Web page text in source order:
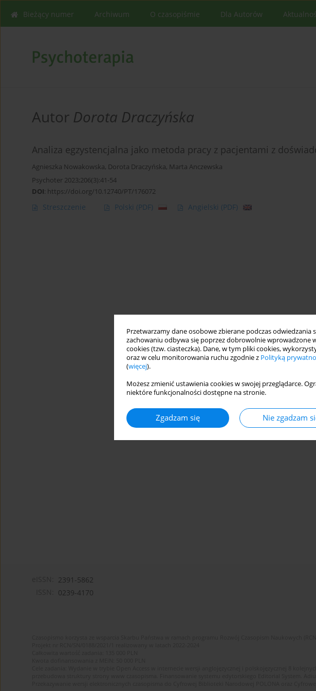
Przetwarzamy dane osobowe zbierane podczas
zachowaniu odbywa się poprzez dobrowolnie wprowadzone
cookies (tzw. ciasteczka). Dane, w tym pliki cookies,
oraz w celu monitorowania ruchu zgodnie z Polityką
(więcej).
Możesz zmienić ustawienia cookies w swojej przeglądarce.
niektóre funkcjonalności dostępne na stronie.
Zgadzam się Nie zgadzam
Bieżący numer Archiwum O czasopiśmie Dla Autorów
Autor Dorota Draczyńska
Analiza egzystencjalna jako metoda pracy z pacjentami z
Agnieszka Nowakowska, Dorota Draczyńska, Marta Anczewska
Psychoter 2023;206(3):41-54
DOI: https://doi.org/10.12740/PT/176072
Streszczenie Polski (PDF) Angielski (PDF)
2391-5862
0239-4170